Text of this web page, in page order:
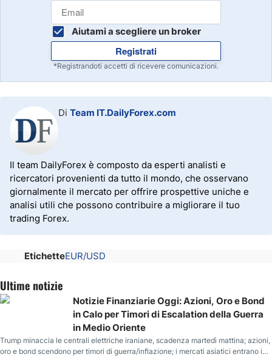
Aiutami a scegliere un broker
Registrati
*Registrandoti accetti di ricevere comunicazioni.
Di Team IT.DailyForex.com
Il team DailyForex è composto da esperti analisti e
ricercatori provenienti da tutto il mondo, che osservano
giornalmente il mercato per offrire prospettive uniche e
analisi utili che possono contribuire a migliorare il tuo
trading Forex.
EtichetteEUR/USD
Ultime notizie
Notizie Finanziarie Oggi: Azioni, Oro e Bond
in Calo per Timori di Escalation della Guerra
in Medio Oriente
Trump minaccia le centrali elettriche iraniane, scadenza martedì mattina; azioni,
oro e bond scendono per timori di guerra/inflazione; i mercati asiatici entrano in